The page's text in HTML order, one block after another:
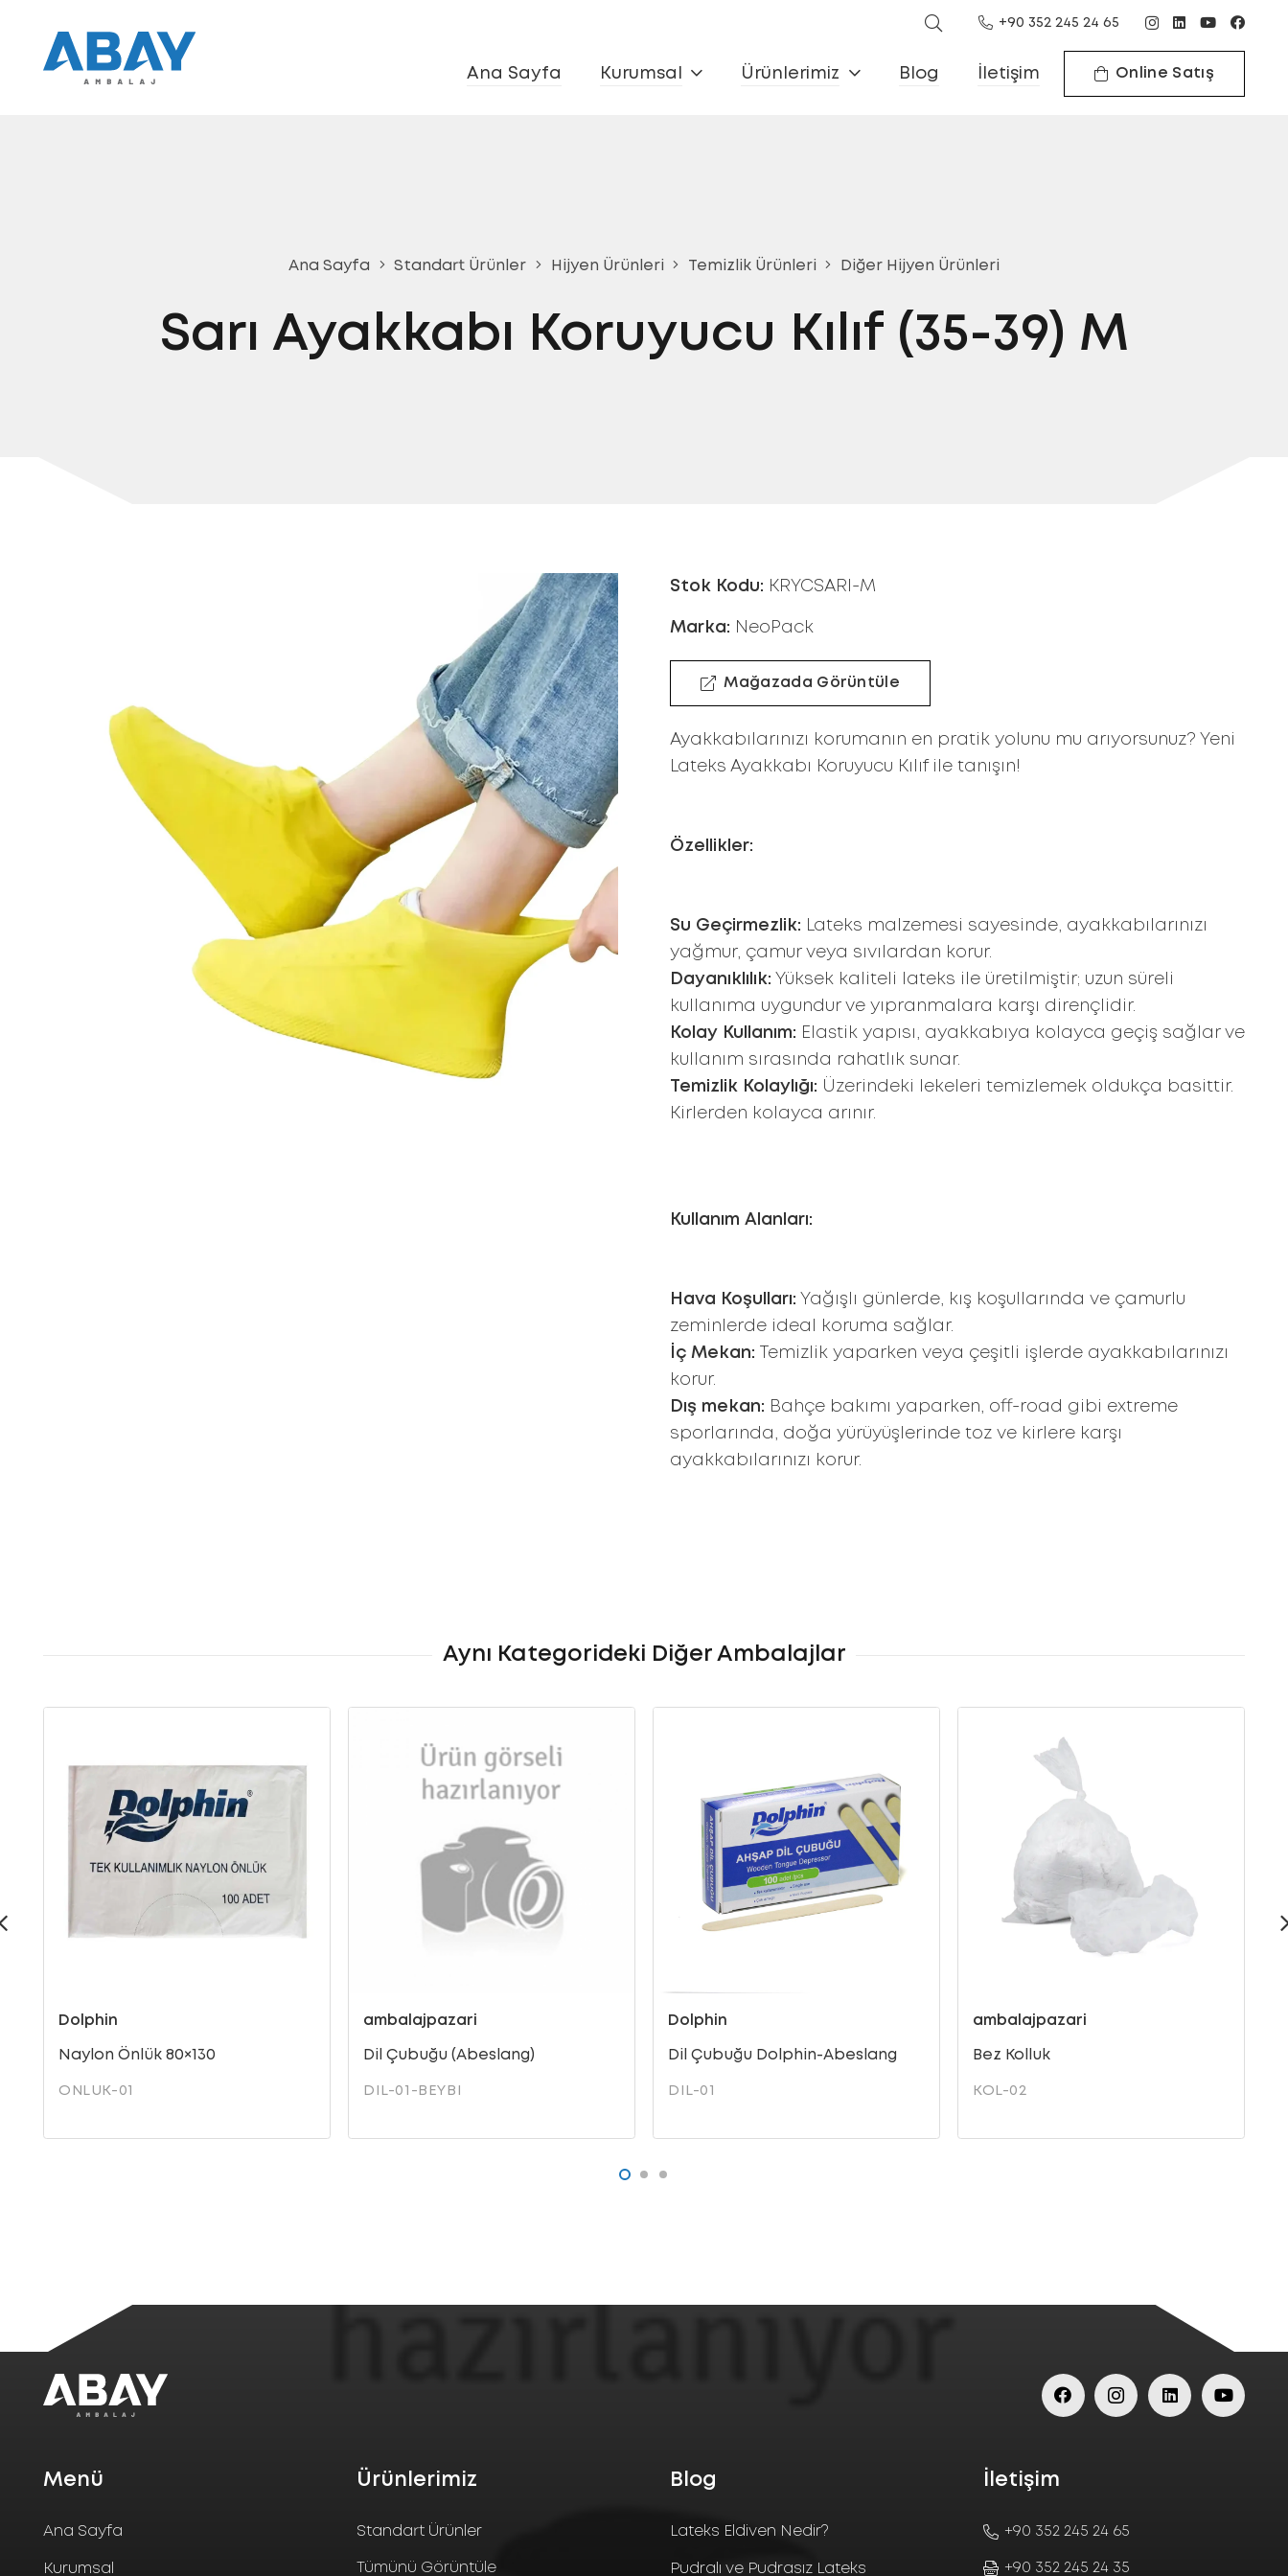
+90 352 245 24 65
Ana Sayfa Kurumsal Ürünlerimiz Blog İletişim Online Satış
Ana Sayfa Standart Ürünler Hijyen Ürünleri Temizlik Ürünleri Diğer Hijyen Ürünleri
Sarı Ayakkabı Koruyucu Kılıf (35-39) M
Stok Kodu: KRYCSARI-M
Marka: NeoPack
Mağazada Görüntüle
Ayakkabılarınızı korumanın en pratik yolunu mu arıyorsunuz? Yeni
Lateks Ayakkabı Koruyucu Kılıf ile tanışın!
Özellikler:
Su Geçirmezlik: Lateks malzemesi sayesinde, ayakkabılarınızı
yağmur, çamur veya sıvılardan korur.
Dayanıklılık: Yüksek kaliteli lateks ile üretilmiştir; uzun süreli
kullanıma uygundur ve yıpranmalara karşı dirençlidir.
Kolay Kullanım: Elastik yapısı, ayakkabıya kolayca geçiş sağlar ve
kullanım sırasında rahatlık sunar.
Temizlik Kolaylığı: Üzerindeki lekeleri temizlemek oldukça basittir.
Kirlerden kolayca arınır.
Kullanım Alanları:
Hava Koşulları: Yağışlı günlerde, kış koşullarında ve çamurlu
zeminlerde ideal koruma sağlar.
İç Mekan:
Temizlik yaparken veya çeşitli işlerde ayakkabılarınızı
korur.
Dış mekan: Bahçe bakımı yaparken, off-road gibi extreme
sporlarında, doğa yürüyüşlerinde toz ve kirlere karşı
ayakkabılarınızı korur.
Aynı Kategorideki Diğer Ambalajlar
Dolphin
Naylon Önlük 80×130
ONLUK-01
ambalajpazari
Dil Çubuğu (Abeslang)
DIL-01-BEYBI
Dolphin
Dil Çubuğu Dolphin-Abeslang
DIL-01
ambalajpazari
Bez Kolluk
KOL-02
Menü
Ana Sayfa
Kurumsal
Ürünlerimiz
Standart Ürünler
Tümünü Görüntüle
Blog
Lateks Eldiven Nedir?
Pudralı ve Pudrasız Lateks
İletişim
+90 352 245 24 65
+90 352 245 24 35